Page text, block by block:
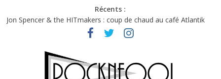
Récents :
Jon Spencer & the HITmakers : coup de chaud au café Atlantik
Hellfest 2026 vendredi : température et émotions en hausse
Hellfest 2026 jeudi : impossible de choisir entre chaleur et bonne
Première édition du Midgard Festival : entre bière, métal et